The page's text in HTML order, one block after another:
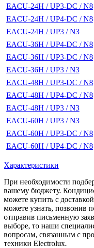
EACU-24H / UP3-DC / N8
EACU-24H / UP4-DC / N8
EACU-24H / UP3 / N3
EACU-36H / UP4-DC / N8
EACU-36H / UP3-DC / N8
EACU-36H / UP3 / N3
EACU-48H / UP3-DC / N8
EACU-48H / UP4-DC / N8
EACU-48H / UP3 / N3
EACU-60H / UP3 / N3
EACU-60H / UP3-DC / N8
EACU-60H / UP4-DC / N8
Характеристики
При необходимости
вашему бюджету.
можете купить с
можете узнать, позвонив
отправив письменную
выборе, то наши
вопросам, связанным с
техники Electrolux.